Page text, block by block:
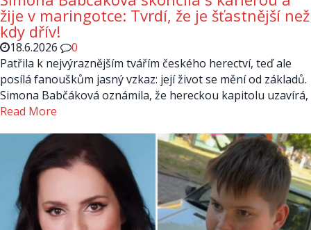
žije v maringotce: Tvrdí, že je šťastnější než
kdy dřív!
18.6.2026
0
Patřila k nejvýraznějším tvářím českého herectví, teď ale
posílá fanouškům jasný vzkaz: její život se mění od základů.
Simona Babčáková oznámila, že hereckou kapitolu uzavírá,
Read More